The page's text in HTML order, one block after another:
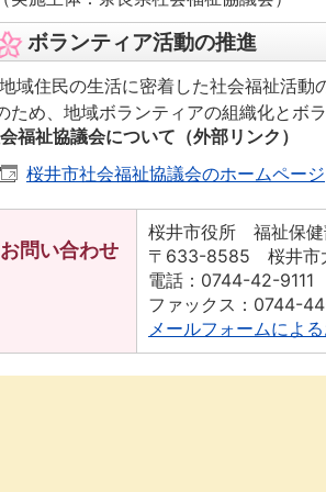
ボランティア活動の推進
域住民の生活に密着した社会福祉活動
ため、地域ボランティアの組織化とボ
福祉協議会について（外部リンク）
桜井市社会福祉協議会のホームページ
お問い合わせ
桜井市役所 福祉保
〒633-8585 桜井市
電話：0744-42-9111
ファックス：0744-
メールフォームによ